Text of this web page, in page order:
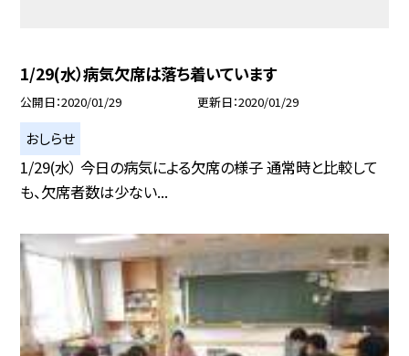
1/29(水）病気欠席は落ち着いています
公開日 2020/01/29 更新日 2020/01/29
おしらせ
1/29(水） 今日の病気による欠席の様子 通常時と比較して
も、欠席者数は少ない...